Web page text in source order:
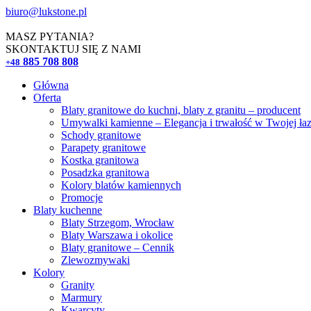
biuro@lukstone.pl
MASZ PYTANIA?
SKONTAKTUJ SIĘ Z NAMI
+48 885 708 808
Główna
Oferta
Blaty granitowe do kuchni, blaty z granitu – producent
Umywalki kamienne – Elegancja i trwałość w Twojej
Schody granitowe
Parapety granitowe
Kostka granitowa
Posadzka granitowa
Kolory blatów kamiennych
Promocje
Blaty kuchenne
Blaty Strzegom, Wrocław
Blaty Warszawa i okolice
Blaty granitowe – Cennik
Zlewozmywaki
Kolory
Granity
Marmury